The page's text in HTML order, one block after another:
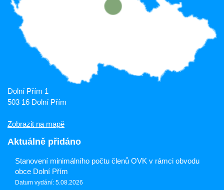
Dolní Přím 1
503 16 Dolní Přím
Zobrazit na mapě
Aktuálně přidáno
Stanovení minimálního počtu členů OVK v rámci obvodu
obce Dolní Přím
Datum vydání: 5.08.2026